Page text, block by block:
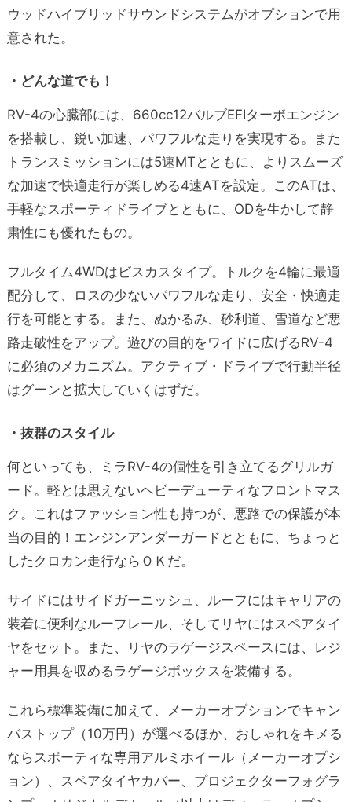
ウッドハイブリッドサウンドシステムがオプションで用
意された。
・どんな道でも！
RV-4の心臓部には、660cc12バルブEFIターボエンジン
を搭載し、鋭い加速、パワフルな走りを実現する。また
トランスミッションには5速MTとともに、よりスムーズ
な加速で快適走行が楽しめる4速ATを設定。このATは、
手軽なスポーティドライブとともに、ODを生かして静
粛性にも優れたもの。
フルタイム4WDはビスカスタイプ。トルクを4輪に最適
配分して、ロスの少ないパワフルな走り、安全・快適走
行を可能とする。また、ぬかるみ、砂利道、雪道など悪
路走破性をアップ。遊びの目的をワイドに広げるRV-4
に必須のメカニズム。アクティブ・ドライブで行動半径
はグーンと拡大していくはずだ。
・抜群のスタイル
何といっても、ミラRV-4の個性を引き立てるグリルガ
ード。軽とは思えないヘビーデューティなフロントマス
ク。これはファッション性も持つが、悪路での保護が本
当の目的！エンジンアンダーガードとともに、ちょっと
したクロカン走行ならＯＫだ。
サイドにはサイドガーニッシュ、ルーフにはキャリアの
装着に便利なルーフレール、そしてリヤにはスペアタイ
ヤをセット。また、リヤのラゲージスペースには、レジ
ャー用具を収めるラゲージボックスを装備する。
これら標準装備に加えて、メーカーオプションでキャン
バストップ（10万円）が選べるほか、おしゃれをキメる
ならスポーティな専用アルミホイール（メーカーオプシ
ョン）、スペアタイヤカバー、プロジェクターフォグラ